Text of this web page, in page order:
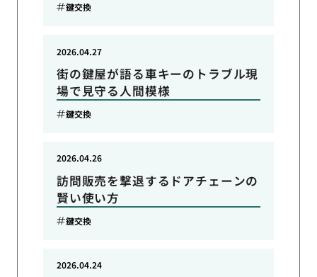
鍵交換
街の鍵屋が語る車キーのトラブル現
場で見守る人間模様
2026.04.27
鍵交換
訪問販売を撃退するドアチェーンの
賢い使い方
2026.04.26
鍵交換
2026.04.24